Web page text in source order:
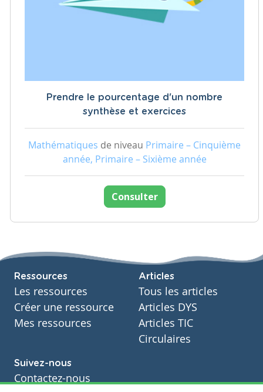
Prendre le pourcentage d'un nombre
synthèse et exercices
Mathématiques de niveau Primaire – Cinquième
année, Primaire – Sixième année
Consulter
Ressources
Les ressources
Créer une ressource
Mes ressources
Articles
Tous les articles
Articles DYS
Articles TIC
Circulaires
Suivez-nous
Contactez-nous